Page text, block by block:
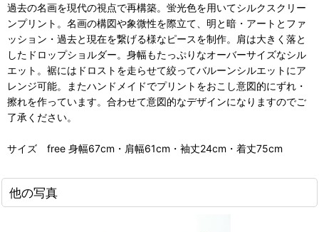
過去の名画を現代の視点で再構築。蛍光色を用いてシルクスクリー
ンプリント。名画の構図や象微性を際立て、明と暗・アートとファ
ッション・過去と現在を繋げる様なピースを制作。肩は大きく落と
したドロップショルダー。身幅もたっぷりなオーバーサイズなシル
エット。裾にはドロストを走らせて絞ってバルーンシルエットにア
レンジ可能。またハンドメイドでプリントをおこし意図的にずれ・
擦れを作っています。合わせて意図的なデザインになりますのでご
了承ください。
サイズ free 身幅67cm・肩幅61cm・袖丈24cm・着丈75cm
他の写真